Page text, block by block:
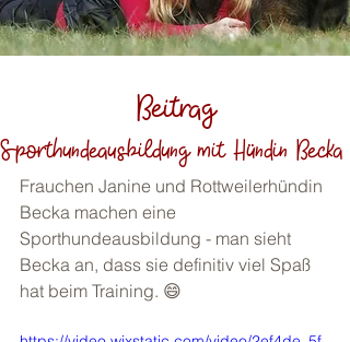
Beitrag
Sporthundeausbildung mit Hündin Becka
Frauchen Janine und Rottweilerhündin
Becka machen eine
Sporthundeausbildung - man sieht
Becka an, dass sie definitiv viel Spaß
hat beim Training. 😄